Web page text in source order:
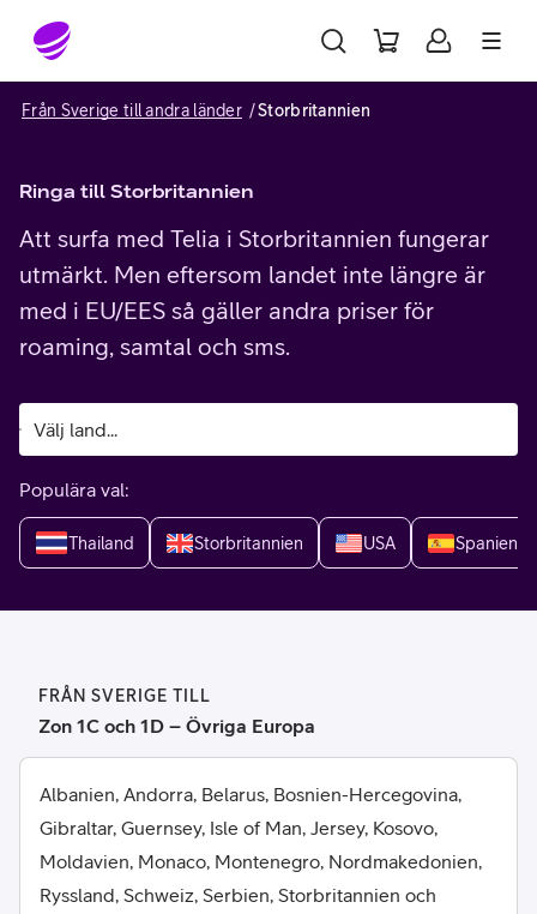
Gå till sidans innehåll
Från Sverige till andra länder Storbritannien
Ringa till Storbritannien
Att surfa med Telia i Storbritannien fungerar
utmärkt. Men eftersom landet inte längre är
med i EU/EES så gäller andra priser för
roaming, samtal och sms.
Populära val:
Thailand Storbritannien USA Spanien
FRÅN SVERIGE TILL
Zon 1C och 1D – Övriga Europa
Albanien, Andorra, Belarus, Bosnien-Hercegovina,
Gibraltar, Guernsey, Isle of Man, Jersey, Kosovo,
Moldavien, Monaco, Montenegro, Nordmakedonien,
Ryssland, Schweiz, Serbien, Storbritannien och